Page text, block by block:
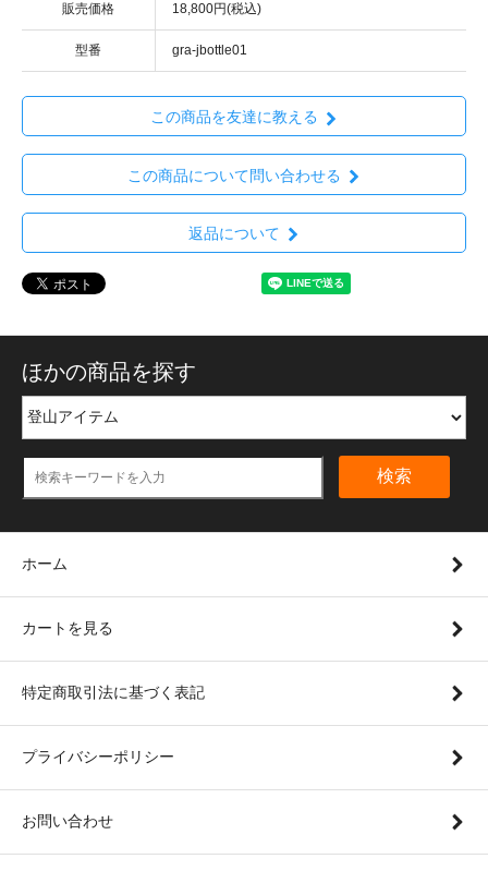
販売価格 18,800円(税込)
型番 gra-jbottle01
この商品を友達に教える
この商品について問い合わせる
返品について
ほかの商品を探す
検索
ホーム
カートを見る
特定商取引法に基づく表記
プライバシーポリシー
お問い合わせ